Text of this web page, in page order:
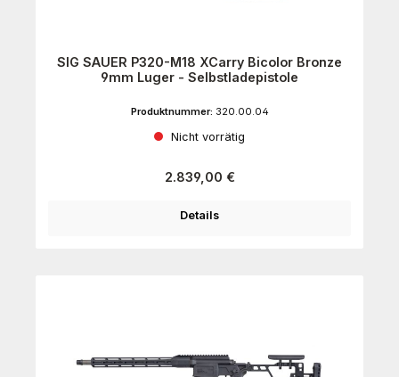
SIG SAUER P320-M18 XCarry Bicolor Bronze
9mm Luger - Selbstladepistole
Produktnummer: 320.00.04
Nicht vorrätig
Regulärer Preis:
2.839,00 €
Details